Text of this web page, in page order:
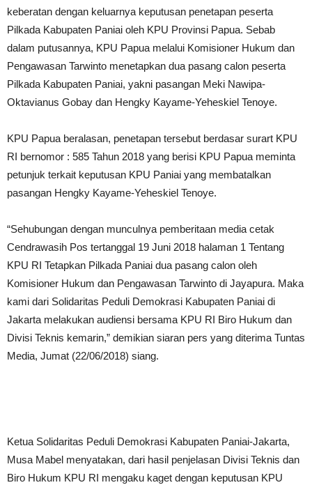
keberatan dengan keluarnya keputusan penetapan peserta
Pilkada Kabupaten Paniai oleh KPU Provinsi Papua. Sebab
dalam putusannya, KPU Papua melalui Komisioner Hukum dan
Pengawasan Tarwinto menetapkan dua pasang calon peserta
Pilkada Kabupaten Paniai, yakni pasangan Meki Nawipa-
Oktavianus Gobay dan Hengky Kayame-Yeheskiel Tenoye.
KPU Papua beralasan, penetapan tersebut berdasar surart KPU
RI bernomor : 585 Tahun 2018 yang berisi KPU Papua meminta
petunjuk terkait keputusan KPU Paniai yang membatalkan
pasangan Hengky Kayame-Yeheskiel Tenoye.
“Sehubungan dengan munculnya pemberitaan media cetak
Cendrawasih Pos tertanggal 19 Juni 2018 halaman 1 Tentang
KPU RI Tetapkan Pilkada Paniai dua pasang calon oleh
Komisioner Hukum dan Pengawasan Tarwinto di Jayapura. Maka
kami dari Solidaritas Peduli Demokrasi Kabupaten Paniai di
Jakarta melakukan audiensi bersama KPU RI Biro Hukum dan
Divisi Teknis kemarin,” demikian siaran pers yang diterima Tuntas
Media, Jumat (22/06/2018) siang.
Ketua Solidaritas Peduli Demokrasi Kabupaten Paniai-Jakarta,
Musa Mabel menyatakan, dari hasil penjelasan Divisi Teknis dan
Biro Hukum KPU RI mengaku kaget dengan keputusan KPU